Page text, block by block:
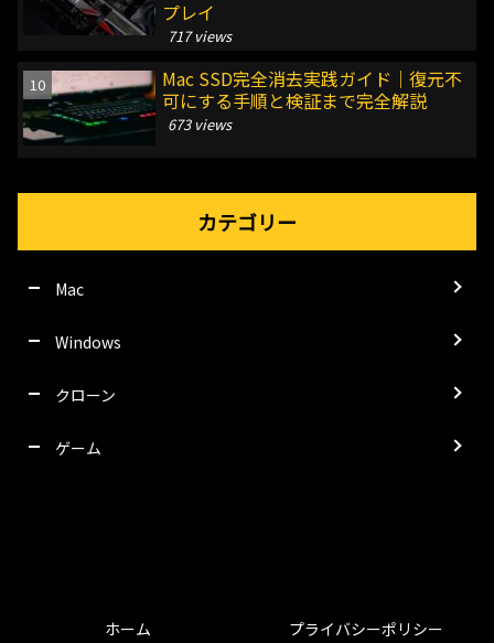
プレイ
717 views
Mac SSD完全消去実践ガイド｜復元不
可にする手順と検証まで完全解説
673 views
カテゴリー
Mac
Windows
クローン
ゲーム
ホーム プライバシーポリシー